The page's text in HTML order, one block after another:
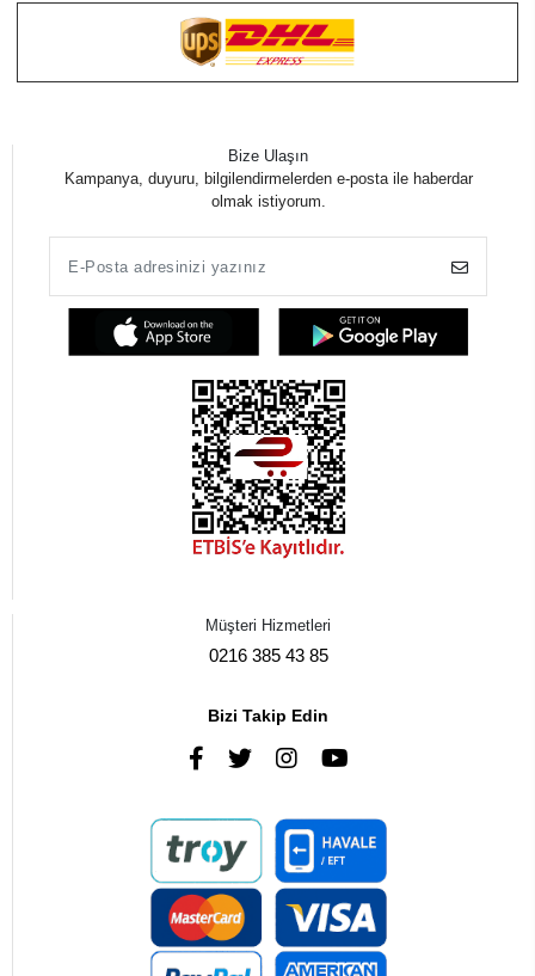
Bize Ulaşın
Kampanya, duyuru, bilgilendirmelerden e-posta ile haberdar
olmak istiyorum.
Müşteri Hizmetleri
0216 385 43 85
Bizi Takip Edin